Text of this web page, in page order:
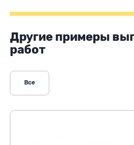
Другие примеры
работ
Все